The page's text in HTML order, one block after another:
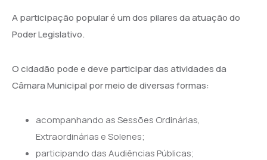
A participação popular é um dos pilares da atuação do
Poder Legislativo.
O cidadão pode e deve participar das atividades da
Câmara Municipal por meio de diversas formas:
acompanhando as Sessões Ordinárias,
Extraordinárias e Solenes;
participando das Audiências Públicas;